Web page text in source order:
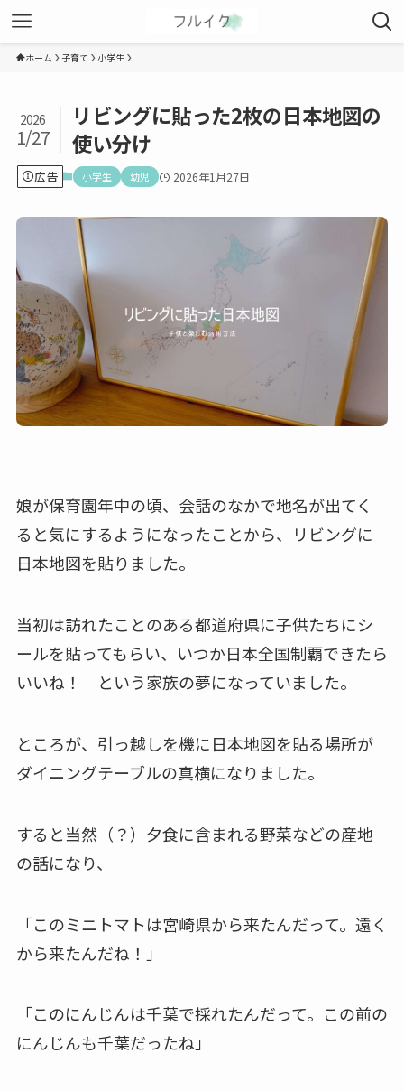
ホーム 子育て 小学生
リビングに貼った2枚の日本地図の
使い分け
2026
1/27
広告 小学生 幼児 2026年1月27日
娘が保育園年中の頃、会話のなかで地名が出てく
ると気にするようになったことから、リビングに
日本地図を貼りました。
当初は訪れたことのある都道府県に子供たちにシ
ールを貼ってもらい、いつか日本全国制覇できたら
いいね！ という家族の夢になっていました。
ところが、引っ越しを機に日本地図を貼る場所が
ダイニングテーブルの真横になりました。
すると当然（？）夕食に含まれる野菜などの産地
の話になり、
「このミニトマトは宮崎県から来たんだって。遠く
から来たんだね！」
「このにんじんは千葉で採れたんだって。この前の
にんじんも千葉だったね」